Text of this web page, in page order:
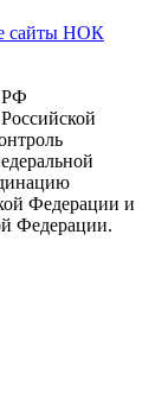
сайты НОК
РФ
Федерации и
Федерации.